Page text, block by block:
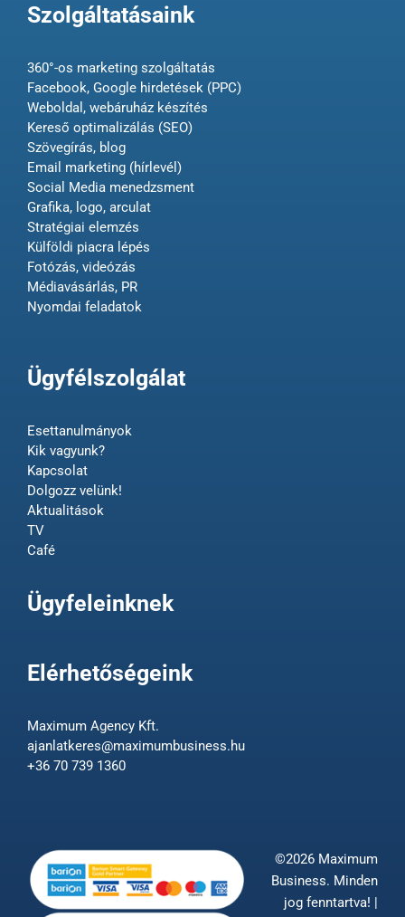
Szolgáltatásaink
360°-os marketing szolgáltatás
Facebook, Google hirdetések (PPC)
Weboldal, webáruház készítés
Kereső optimalizálás (SEO)
Szövegírás, blog
Email marketing (hírlevél)
Social Media menedzsment
Grafika, logo, arculat
Stratégiai elemzés
Külföldi piacra lépés
Fotózás, videózás
Médiavásárlás, PR
Nyomdai feladatok
Ügyfélszolgálat
Esettanulmányok
Kik vagyunk?
Kapcsolat
Dolgozz velünk!
Aktualitások
TV
Café
Ügyfeleinknek
Elérhetőségeink
Maximum Agency Kft.
ajanlatkeres@maximumbusiness.hu
+36 70 739 1360
©2026 Maximum
Business. Minden
jog fenntartva! |